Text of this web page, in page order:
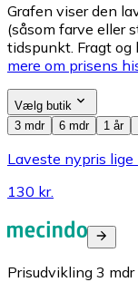
Grafen viser den
(såsom farve eller
tidspunkt. Fragt og
mere om prisens
Vælg butik
3 mdr
6 mdr 1 år
Laveste nypris lige
130 kr.
Prisudvikling 3 mdr